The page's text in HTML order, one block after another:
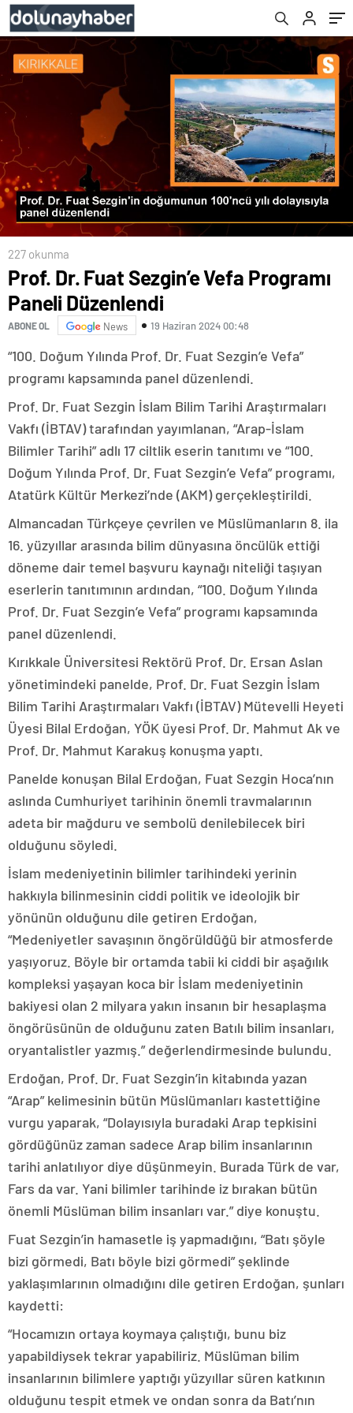
227 okunma
Prof. Dr. Fuat Sezgin’e Vefa Programı
Paneli Düzenlendi
ABONE OL News 19 Haziran 2024 00:48
“100. Doğum Yılında Prof. Dr. Fuat Sezgin’e Vefa”
programı kapsamında panel düzenlendi.
Prof. Dr. Fuat Sezgin İslam Bilim Tarihi Araştırmaları
Vakfı (İBTAV) tarafından yayımlanan, “Arap-İslam
Bilimler Tarihi” adlı 17 ciltlik eserin tanıtımı ve “100.
Doğum Yılında Prof. Dr. Fuat Sezgin’e Vefa” programı,
Atatürk Kültür Merkezi’nde (AKM) gerçekleştirildi.
Almancadan Türkçeye çevrilen ve Müslümanların 8. ila
16. yüzyıllar arasında bilim dünyasına öncülük ettiği
döneme dair temel başvuru kaynağı niteliği taşıyan
eserlerin tanıtımının ardından, “100. Doğum Yılında
Prof. Dr. Fuat Sezgin’e Vefa” programı kapsamında
panel düzenlendi.
Kırıkkale Üniversitesi Rektörü Prof. Dr. Ersan Aslan
yönetimindeki panelde, Prof. Dr. Fuat Sezgin İslam
Bilim Tarihi Araştırmaları Vakfı (İBTAV) Mütevelli Heyeti
Üyesi Bilal Erdoğan, YÖK üyesi Prof. Dr. Mahmut Ak ve
Prof. Dr. Mahmut Karakuş konuşma yaptı.
Panelde konuşan Bilal Erdoğan, Fuat Sezgin Hoca’nın
aslında Cumhuriyet tarihinin önemli travmalarının
adeta bir mağduru ve sembolü denilebilecek biri
olduğunu söyledi.
İslam medeniyetinin bilimler tarihindeki yerinin
hakkıyla bilinmesinin ciddi politik ve ideolojik bir
yönünün olduğunu dile getiren Erdoğan,
“Medeniyetler savaşının öngörüldüğü bir atmosferde
yaşıyoruz. Böyle bir ortamda tabii ki ciddi bir aşağılık
kompleksi yaşayan koca bir İslam medeniyetinin
bakiyesi olan 2 milyara yakın insanın bir hesaplaşma
öngörüsünün de olduğunu zaten Batılı bilim insanları,
oryantalistler yazmış.” değerlendirmesinde bulundu.
Erdoğan, Prof. Dr. Fuat Sezgin’in kitabında yazan
“Arap” kelimesinin bütün Müslümanları kastettiğine
vurgu yaparak, “Dolayısıyla buradaki Arap tepkisini
gördüğünüz zaman sadece Arap bilim insanlarının
tarihi anlatılıyor diye düşünmeyin. Burada Türk de var,
Fars da var. Yani bilimler tarihinde iz bırakan bütün
önemli Müslüman bilim insanları var.” diye konuştu.
Fuat Sezgin’in hamasetle iş yapmadığını, “Batı şöyle
bizi görmedi, Batı böyle bizi görmedi” şeklinde
yaklaşımlarının olmadığını dile getiren Erdoğan, şunları
kaydetti:
“Hocamızın ortaya koymaya çalıştığı, bunu biz
yapabildiysek tekrar yapabiliriz. Müslüman bilim
insanlarının bilimlere yaptığı yüzyıllar süren katkının
olduğunu tespit etmek ve ondan sonra da Batı’nın